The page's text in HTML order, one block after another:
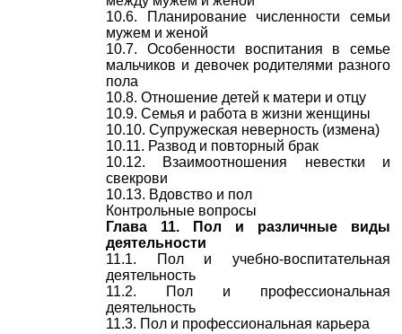
10.6. Планирование численности семьи
мужем и женой
10.7. Особенности воспитания в семье
мальчиков и девочек родителями разного
пола
10.8. Отношение детей к матери и отцу
10.9. Семья и работа в жизни женщины
10.10. Супружеская неверность (измена)
10.11. Развод и повторный брак
10.12. Взаимоотношения невестки и
свекрови
10.13. Вдовство и пол
Контрольные вопросы
Глава 11. Пол и различные виды
деятельности
11.1. Пол и учебно-воспитательная
деятельность
11.2. Пол и профессиональная
деятельность
11.3. Пол и профессиональная карьера